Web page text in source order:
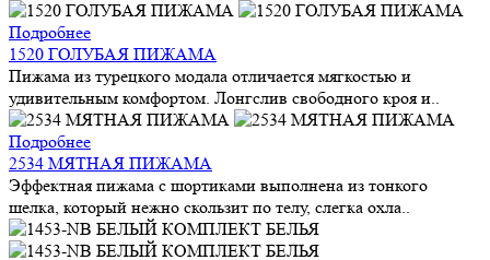
Подробнее
1520 ГОЛУБАЯ ПИЖАМА
Пижама из турецкого модала отличается мягкостью и
удивительным комфортом. Лонгслив свободного кроя и..
Подробнее
2534 МЯТНАЯ ПИЖАМА
Эффектная пижама с шортиками выполнена из тонкого
шелка, который нежно скользит по телу, слегка охла..